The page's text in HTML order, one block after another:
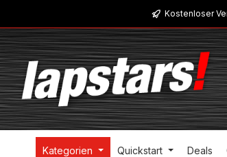
Zur Hauptnavigation springenKostenloser
Kategorien Quickstart Deals